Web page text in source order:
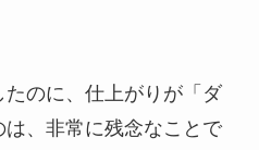
のに、仕上がりが「ダ
、非常に残念なことで